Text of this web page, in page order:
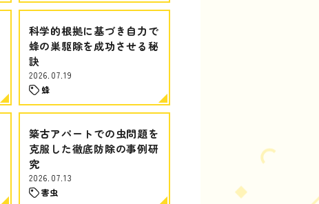
科学的根拠に基づき自力で
蜂の巣駆除を成功させる秘
訣
2026.07.19
蜂
築古アパートでの虫問題を
克服した徹底防除の事例研
究
2026.07.13
害虫